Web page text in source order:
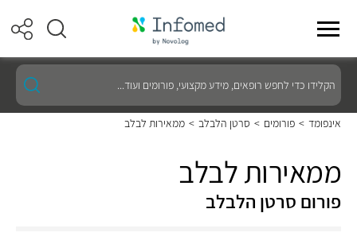
הקלידו
כדי
לחפש
רופאים,
מידע
ועוד...
אינפומד > פורומים > סרטן הלבלב > ממאירות לבלב
ממאירות לבלב
פורום סרטן הלבלב